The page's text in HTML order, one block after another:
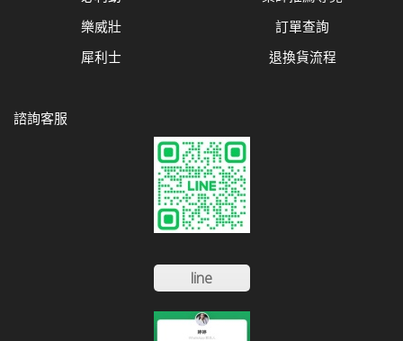
樂威壯
犀利士
訂單查詢
退換貨流程
諮詢客服
line